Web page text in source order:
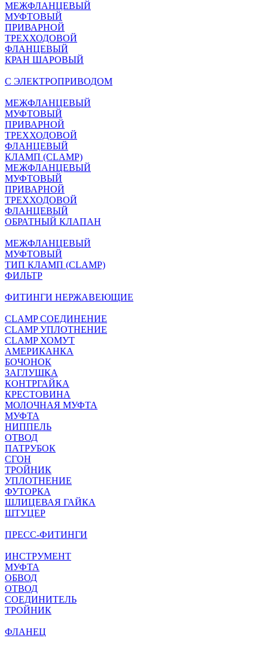
МЕЖФЛАНЦЕВЫЙ
МУФТОВЫЙ
ПРИВАРНОЙ
ТРЕХХОДОВОЙ
ФЛАНЦЕВЫЙ
КРАН ШАРОВЫЙ
C ЭЛЕКТРОПРИВОДОМ
МЕЖФЛАНЦЕВЫЙ
МУФТОВЫЙ
ПРИВАРНОЙ
ТРЕХХОДОВОЙ
ФЛАНЦЕВЫЙ
КЛАМП (CLAMP)
МЕЖФЛАНЦЕВЫЙ
МУФТОВЫЙ
ПРИВАРНОЙ
ТРЕХХОДОВОЙ
ФЛАНЦЕВЫЙ
ОБРАТНЫЙ КЛАПАН
МЕЖФЛАНЦЕВЫЙ
МУФТОВЫЙ
ТИП КЛАМП (CLAMP)
ФИЛЬТР
ФИТИНГИ НЕРЖАВЕЮЩИЕ
CLAMP СОЕДИНЕНИЕ
CLAMP УПЛОТНЕНИЕ
CLAMP ХОМУТ
АМЕРИКАНКА
БОЧОНОК
ЗАГЛУШКА
КОНТРГАЙКА
КРЕСТОВИНА
МОЛОЧНАЯ МУФТА
МУФТА
НИППЕЛЬ
ОТВОД
ПАТРУБОК
СГОН
ТРОЙНИК
УПЛОТНЕНИЕ
ФУТОРКА
ШЛИЦЕВАЯ ГАЙКА
ШТУЦЕР
ПРЕСС-ФИТИНГИ
ИНСТРУМЕНТ
МУФТА
ОБВОД
ОТВОД
СОЕДИНИТЕЛЬ
ТРОЙНИК
ФЛАНЕЦ